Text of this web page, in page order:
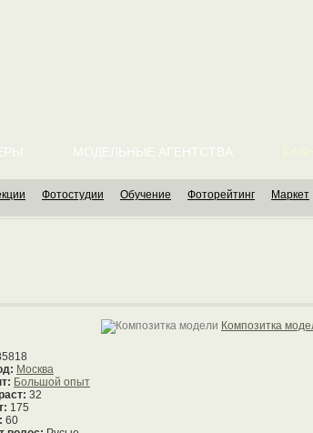
МОДЕЛЬНЫЕ АГЕНТСТВА
Фотостудии Обучение Фоторейтинг Маркет
Композитка
Москва
Большой опыт
32
175
60